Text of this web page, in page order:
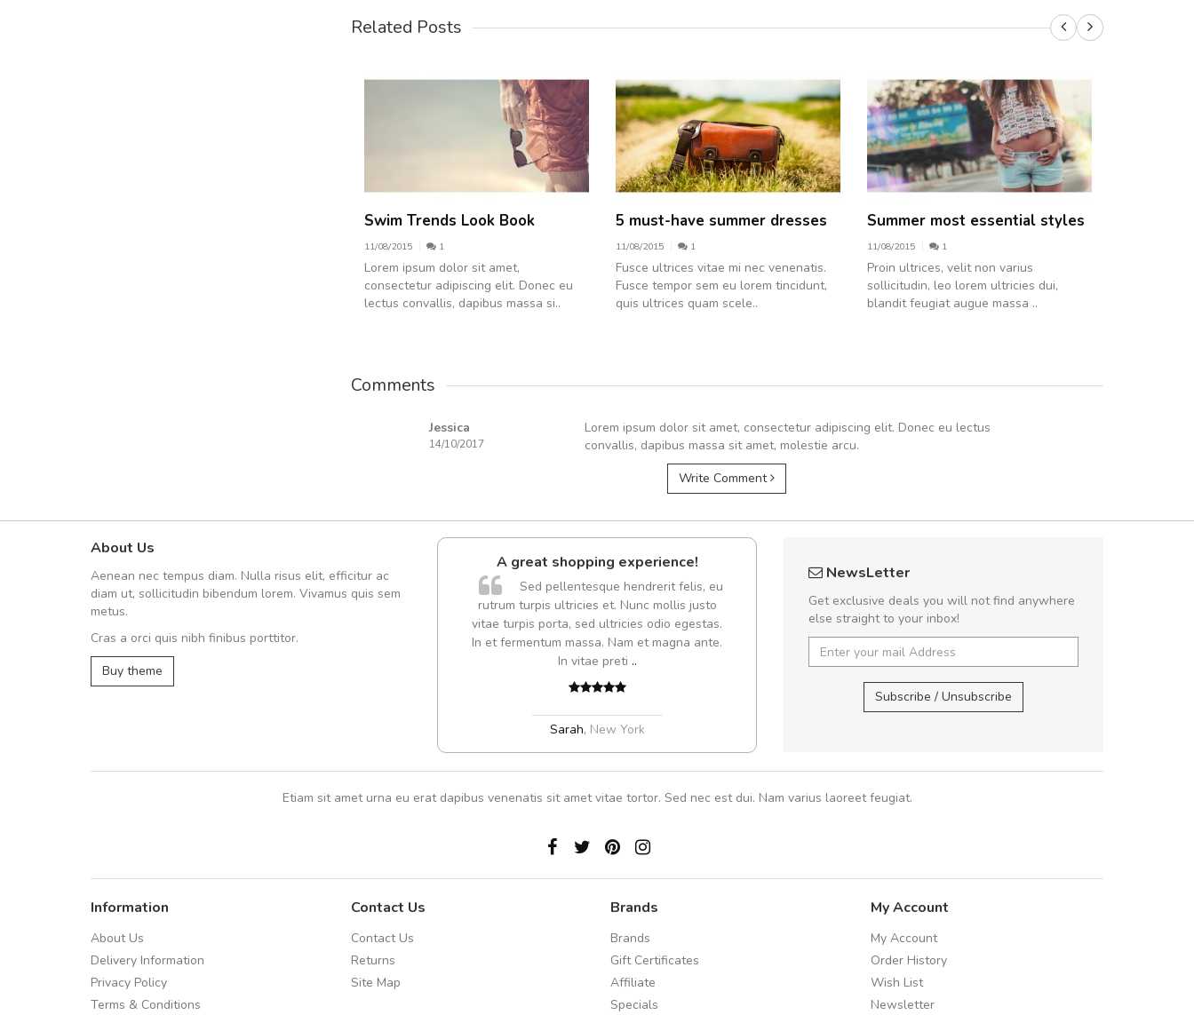
Related Posts
Swim Trends Look Book
11/08/2015 1
Lorem ipsum dolor sit amet,
consectetur adipiscing elit. Donec eu
lectus convallis, dapibus massa si..
5 must-have summer dresses
11/08/2015 1
Fusce ultrices vitae mi nec venenatis.
Fusce tempor sem eu lorem tincidunt,
quis ultrices quam scele..
Summer most essential styles
11/08/2015 1
Proin ultrices, velit non varius
sollicitudin, leo lorem ultricies dui,
blandit feugiat augue massa ..
Comments
Jessica
14/10/2017
Lorem ipsum dolor sit amet, consectetur adipiscing elit. Donec eu lectus
convallis, dapibus massa sit amet, molestie arcu.
Write Comment
About Us
Aenean nec tempus diam. Nulla risus elit, efficitur ac
diam ut, sollicitudin bibendum lorem. Vivamus quis sem
metus.
Cras a orci quis nibh finibus porttitor.
Buy theme
fhfhfhfhfhf
A great shopping experience!
Sed pellentesque hendrerit felis, eu
rutrum turpis ultricies et. Nunc mollis justo
vitae turpis porta, sed ultricies odio egestas.
In et fermentum massa. Nam et magna ante.
In vitae preti ..
Sarah, New York
UVKL68CEZV,UVKL68CEZV
Curabitur
NewsLetter
Get exclusive deals you will not find anywhere
else straight to your inbox!
Subscribe / Unsubscribe
Etiam sit amet urna eu erat dapibus venenatis sit amet vitae tortor. Sed nec est dui. Nam varius laoreet feugiat.
Information
About Us
Delivery Information
Privacy Policy
Terms & Conditions
Contact Us
Contact Us
Returns
Site Map
Brands
Brands
Gift Certificates
Affiliate
Specials
My Account
My Account
Order History
Wish List
Newsletter